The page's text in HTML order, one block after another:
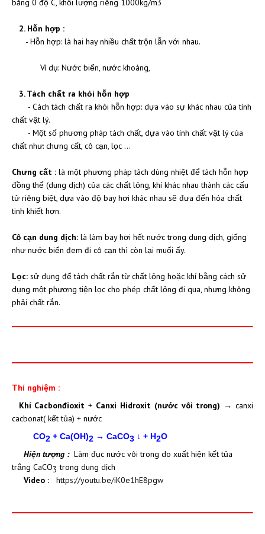
băng 0 độ C, khối lượng riêng 1000kg/m3
2. Hỗn hợp :
- Hỗn hợp: là hai hay nhiều chất trộn lẫn với nhau.
Ví dụ: Nước biển, nước khoáng,
3. Tách chất ra khỏi hỗn hợp
- Cách tách chất ra khỏi hỗn hợp: dựa vào sự khác nhau của tính
chất vật lý.
- Một số phương pháp tách chất, dựa vào tính chất vật lý của
chất như: chưng cất, cô cạn, lọc …
Chưng cất : là một phương pháp tách dùng nhiệt để tách hỗn hợp
đồng thể (dung dịch) của các chất lỏng, khí khác nhau thành các cấu
tử riêng biệt, dựa vào độ bay hơi khác nhau sẽ đưa đến hóa chất
tinh khiết hơn.
Cô cạn dung dịch: là làm bay hơi hết nước trong dung dịch, giống
như nước biển đem đi cô cạn thì còn lại muối ấy.
Lọc: sử dụng để tách chất rắn từ chất lỏng hoặc khí bằng cách sử
dụng một phương tiện lọc cho phép chất lỏng đi qua, nhưng không
phải chất rắn.
Thí nghiệm :
Khí Cacbonđioxit+ Canxi Hidroxit (nước vôi trong) → canxi
cacbonat( kết tủa) + nước
CO2 + Ca(OH)2 → CaCO3 ↓ + H2O
Hiện tượng : Làm đục nước vôi trong do xuất hiện kết tủa
trắng CaCO3 trong dung dịch
Video :
https://youtu.be/iK0e1hE8pgw